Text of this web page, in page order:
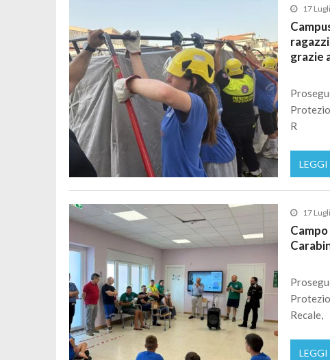
17
grazie
R
17
Recale,